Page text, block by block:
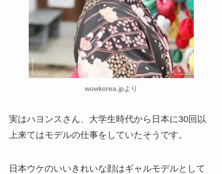
wowkorea.jpより
実はハヨンスさん、大学生時代から日本に30回以
上来てはモデルの仕事をしていたそうです。
日本ウケのいいきれいな顔はギャルモデルとして